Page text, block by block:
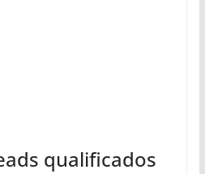
qualificados